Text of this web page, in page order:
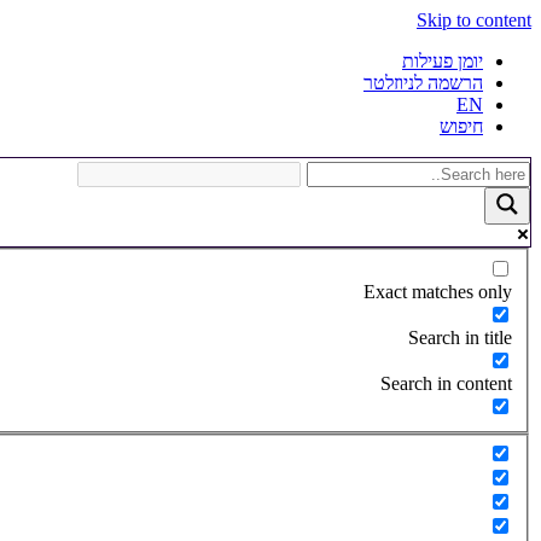
Skip to content
יומן פעילות
הרשמה לניוזלטר
EN
חיפוש
Exact matches only
Search in title
Search in content